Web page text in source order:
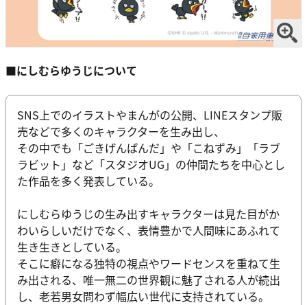
■にしむらゆうじについて
SNS上でのイラストやまんがの公開、LINEスタンプ販
売などで多くのキャラクターを生み出し、
その中でも「ごきげんぱんだ」や「こねずみ」「ラブ
ラビット」など「スタジオUG」の仲間たちを中心とし
た作品を多く発表している。
にしむらゆうじの生み出すキャラクターは見た目がか
わいらしいだけでなく、表情豊かで人間味にあふれて
生き生きとしている。
そこに癖になる独特の視点やワードセンスを重ねて生
み出される、唯一無二の世界観に魅了される人が続出
し、老若男女問わず幅広い世代に支持されている。